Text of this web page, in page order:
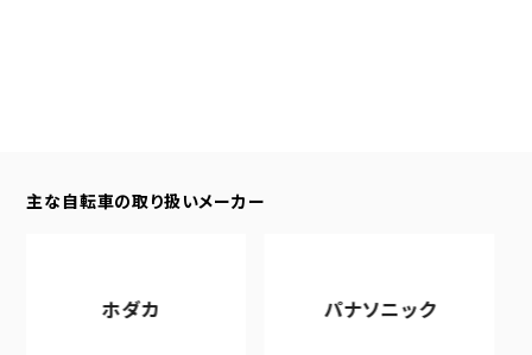
主な自転車の取り扱いメーカー
ホダカ パナソニック